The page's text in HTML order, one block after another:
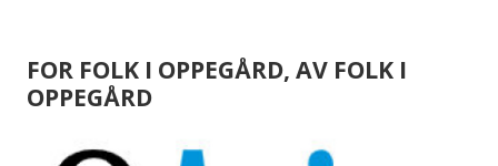
FOR FOLK I OPPEGÅRD, AV FOLK I
OPPEGÅRD